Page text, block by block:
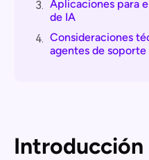
3. Aplicaciones para
de IA
4. Consideraciones
agentes de soporte
Introducción